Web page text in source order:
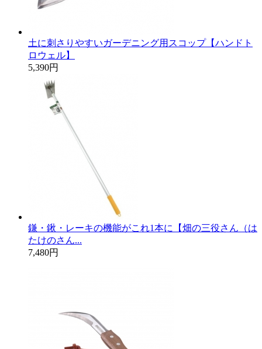
土に刺さりやすいガーデニング用スコップ【ハンドト
ロウェル】
5,390円
鎌・鍬・レーキの機能がこれ1本に【畑の三役さん（は
たけのさん...
7,480円